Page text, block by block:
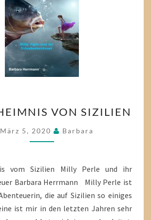
GEHEIMNIS
VON
SIZILIEN
VON SIZILIEN
März 5, 2020 Barbara
vom Sizilien Milly Perle und ihr
Barbara Herrmann Milly Perle ist
die auf Sizilien so einiges
ist mir in den letzten Jahren sehr